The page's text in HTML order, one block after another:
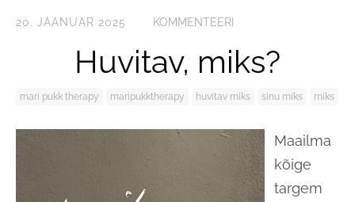
20. JAANUAR 2025 KOMMENTEERI
Huvitav, miks?
mari pukk therapy maripukktherapy huvitav miks sinu miks miks
Maailma
kõige
targem